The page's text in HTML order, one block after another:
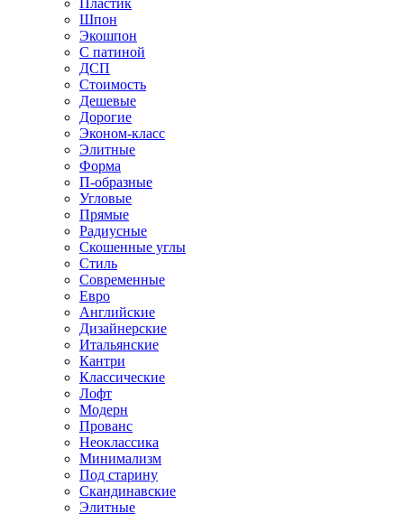
Пластик
Шпон
Экошпон
С патиной
ДСП
Стоимость
Дешевые
Дорогие
Эконом-класс
Элитные
Форма
П-образные
Угловые
Прямые
Радиусные
Скошенные углы
Стиль
Современные
Евро
Английские
Дизайнерские
Итальянские
Кантри
Классические
Лофт
Модерн
Прованс
Неоклассика
Минимализм
Под старину
Скандинавские
Элитные